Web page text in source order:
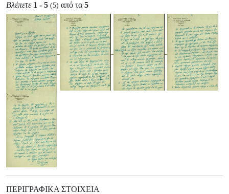
Βλέπετε 1 - 5 (5) από τα 5
ΠΕΡΙΓΡΑΦΙΚΆ ΣΤΟΙΧΕΊΑ